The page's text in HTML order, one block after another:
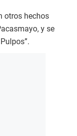
otros hechos
y se